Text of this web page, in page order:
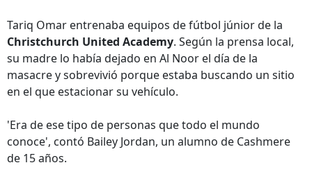
Tariq Omar entrenaba equipos de fútbol júnior de la
Christchurch United Academy. Según la prensa local,
su madre lo había dejado en Al Noor el día de la
masacre y sobrevivió porque estaba buscando un sitio
en el que estacionar su vehículo.
'Era de ese tipo de personas que todo el mundo
conoce', contó Bailey Jordan, un alumno de Cashmere
de 15 años.